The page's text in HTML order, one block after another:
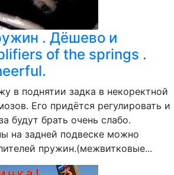
. Дёшево и
of the springs .
в поднятии задка в некоректной
Его придётся регулировать и
будут брать очень слабо.
на задней подвеске можно
пружин.(межвитковые...